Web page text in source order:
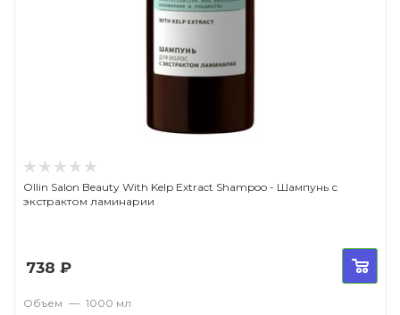
Ollin Salon Beauty With Kelp Extract Shampoo - Шампунь с
экстрактом ламинарии
738 ₽
Объем — 1000 мл